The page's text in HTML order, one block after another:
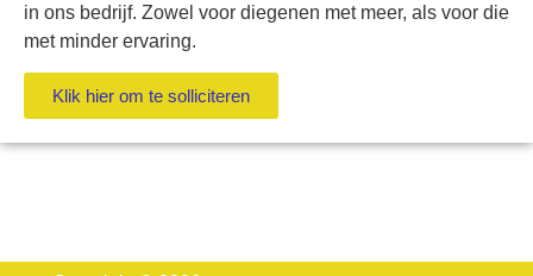
in ons bedrijf. Zowel voor diegenen met meer, als voor die
met minder ervaring.
Klik hier om te solliciteren